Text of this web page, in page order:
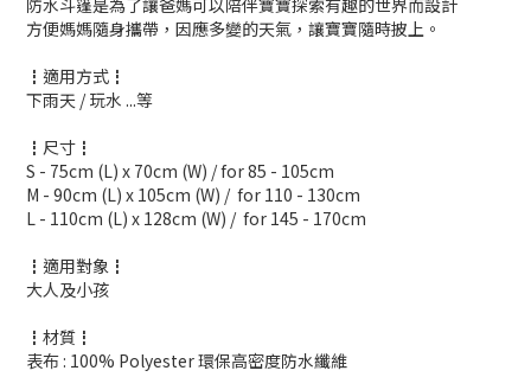
防水斗篷是為了讓爸媽可以陪伴寶寶探索有趣的世界而設計
方便媽媽隨身攜帶，因應多變的天氣，讓寶寶隨時披上。
┇適用方式┇
下雨天 / 玩水 ...等
┇尺寸┇
S - 75cm (L) x 70cm (W) / for 85 - 105cm
M - 90cm (L) x 105cm (W) / for 110 - 130cm
L - 110cm (L) x 128cm (W) / for 145 - 170cm
┇適用對象┇
大人及小孩
┇材質┇
表布 : 100% Polyester 環保高密度防水纖維